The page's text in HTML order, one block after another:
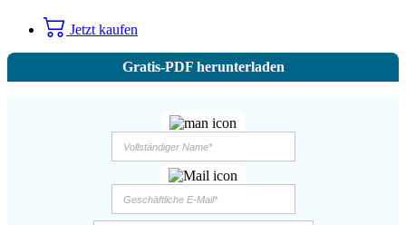
Jetzt kaufen
Gratis-PDF herunterladen